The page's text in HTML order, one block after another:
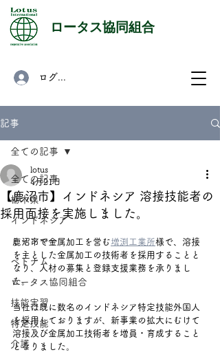
​ロータス協同組合
ログイン
記事
全ての記事
栃木県
インドネシア
ミャンマー
ベトナム
ロータス協同組合
技能実習
特定技能
介護
全ての記事
【鹿沼市】インドネシア 溶接技能者の
採用面接を実施しました。
lotus
4月21日
鹿沼市で金属加工を営む増渕工業所様で、溶接
を主とした金属加工の技術者を採用することと
なり、人材の募集と登録支援業務を承りまし
た。
当社は既に数名のインドネシア特定技能外国人
を採用しておりますが、新事業の拡大にむけて
溶接及び金属加工技術者を増員・育成すること
となりました。